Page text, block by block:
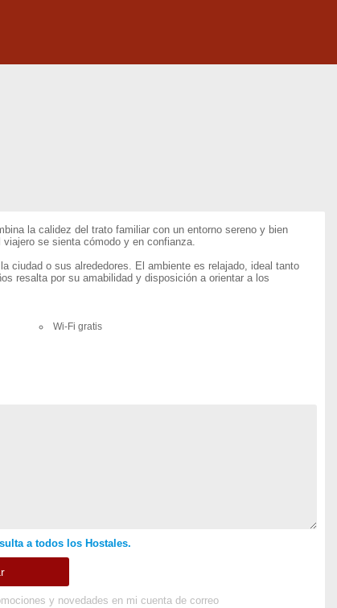
la calidez del trato familiar con un entorno sereno y bien
se sienta cómodo y en confianza.
ciudad o sus alrededores. El ambiente es relajado, ideal tanto
resalta por su amabilidad y disposición a orientar a los
Wi-Fi gratis
a todos los Hostales.
y novedades en mi cuenta de correo